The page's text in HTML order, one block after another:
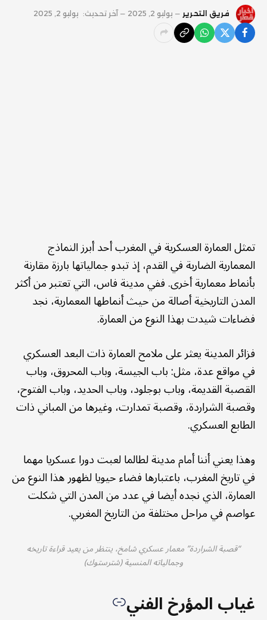
فريق التحرير يوليو 2, 2025 آخر تحديث: يوليو 2, 2025
تمثل العمارة العسكرية في المغرب أحد أبرز النماذج
المعمارية الضاربة في القدم، إذ تبدو جمالياتها بارزة مقارنة
بأنماط معمارية أخرى. ففي مدينة فاس، التي تعتبر من أكثر
المدن التاريخية أصالة من حيث أنماطها المعمارية، نجد
فضاءات شيدت بهذا النوع من العمارة.
فزائر المدينة يعثر على ملامح العمارة ذات البعد العسكري
في مواقع عدة، مثل: باب الجيسة، وباب المحروق، وباب
القصبة القديمة، وباب بوجلود، وباب الحديد، وباب الفتوح،
وقصبة الشراردة، وقصبة تمدارت، وغيرها من المباني ذات
الطابع العسكري.
وهذا يعني أننا أمام مدينة لطالما لعبت دورا عسكريا مهما
في تاريخ المغرب، باعتبارها فضاء حيويا لظهور هذا النوع من
العمارة، الذي نجده أيضا في عدد من المدن التي شكلت
عواصم في مراحل مختلفة من التاريخ المغربي.
“قصبة الشراردة” معمار عسكري شامخ، ينتظر من يعيد قراءة تاريخه
وجمالياته المنسية (شترستوك)
غياب المؤرخ الفني